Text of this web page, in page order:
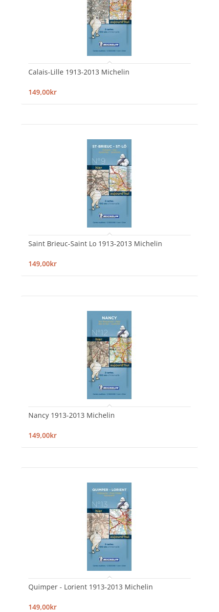
Calais-Lille 1913-2013 Michelin
149,00kr
Saint Brieuc-Saint Lo 1913-2013 Michelin
149,00kr
Nancy 1913-2013 Michelin
149,00kr
Quimper - Lorient 1913-2013 Michelin
149,00kr